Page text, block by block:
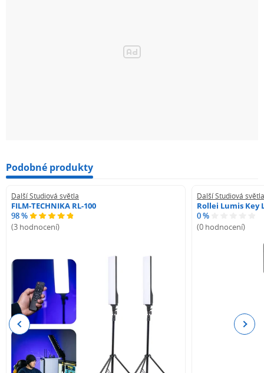
Podobné produkty
Další Studiová světla
FILM-TECHNIKA RL-100
98 %
(3 hodnocení)
Další Studiová světla
Rollei Lumis Key
0 %
(0 hodnocení)
Previous Next